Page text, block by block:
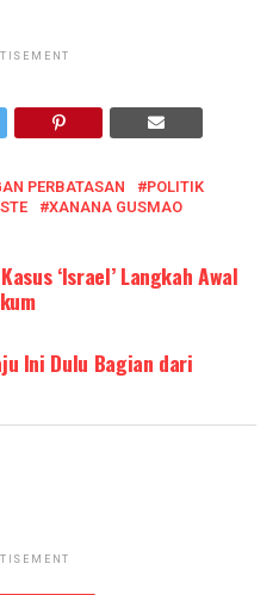
PERBATASAN
POLITIK
XANANA GUSMAO
‘Israel’ Langkah Awal
Ini Dulu Bagian dari